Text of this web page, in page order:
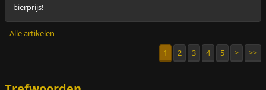
bierprijs!
Alle artikelen
1
2 3 4 5 > >>